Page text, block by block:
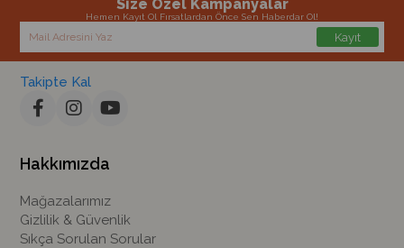
Size Özel Kampanyalar
Hemen Kayıt Ol Fırsatlardan Önce Sen Haberdar Ol!
Kayıt
Takipte Kal
Hakkımızda
Mağazalarımız
Gizlilik & Güvenlik
Sıkça Sorulan Sorular